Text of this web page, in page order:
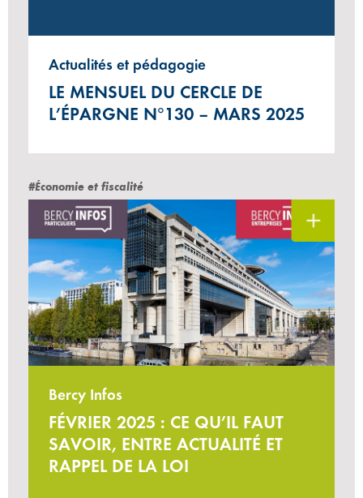
Actualités et pédagogie
LE MENSUEL DU CERCLE DE
L’ÉPARGNE N°130 – MARS 2025
#Économie et fiscalité
Bercy Infos
FÉVRIER 2025 : CE QU’IL FAUT
SAVOIR, ENTRE ACTUALITÉ ET
RAPPEL DE LA LOI